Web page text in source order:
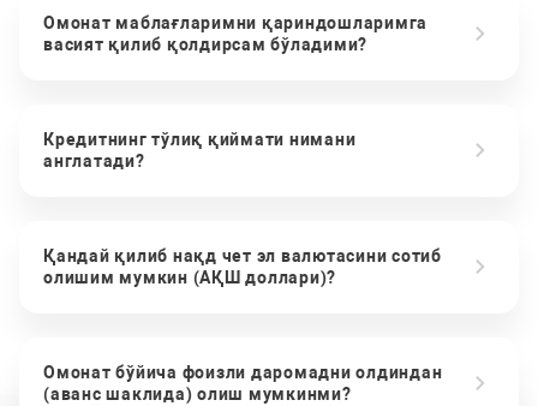
Омонат маблағларимни қариндошларимга
васият қилиб қолдирсам бўладими?
Кредитнинг тўлиқ қиймати нимани
англатади?
Қандай қилиб нақд чет эл валютасини сотиб
олишим мумкин (АҚШ доллари)?
Омонат бўйича фоизли даромадни олдиндан
(аванс шаклида) олиш мумкинми?